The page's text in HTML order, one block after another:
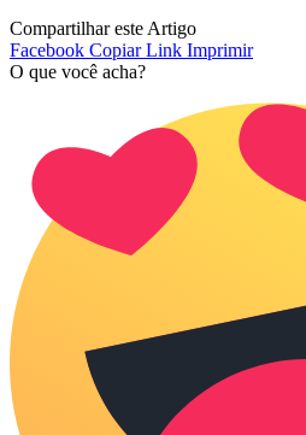
Compartilhar este Artigo
Facebook Copiar Link Imprimir
O que você acha?